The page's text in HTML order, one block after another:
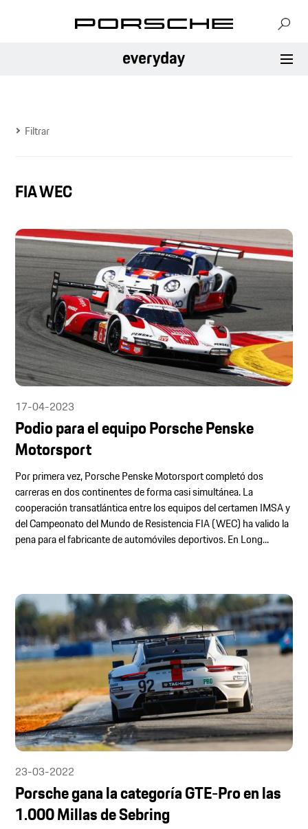
Filtrar
FIA WEC
17-04-2023
Podio para el equipo Porsche Penske
Motorsport
Por primera vez, Porsche Penske Motorsport completó dos
carreras en dos continentes de forma casi simultánea. La
cooperación transatlántica entre los equipos del certamen IMSA y
del Campeonato del Mundo de Resistencia FIA (WEC) ha valido la
pena para el fabricante de automóviles deportivos. En Long...
23-03-2022
Porsche gana la categoría GTE-Pro en las
1.000 Millas de Sebring